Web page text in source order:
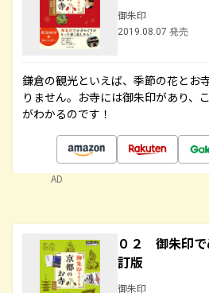
御朱印
2019.08.07 発売
鎌倉の観光といえば、季節の花とお
りません。お寺には御朱印があり、
がわかるのです！
AD
０２ 御朱印
訂版
御朱印